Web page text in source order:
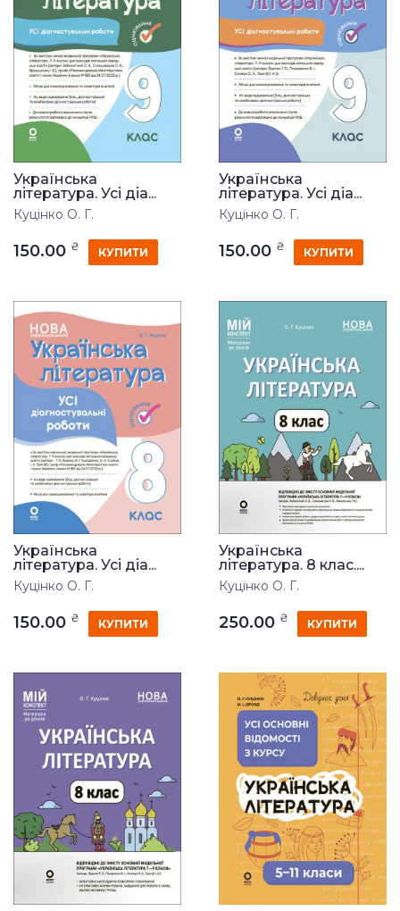
Українська
література. Усі діа...
Куцінко О. Г.
150.00 ₴ КУПИТИ
Українська
література. Усі діа...
Куцінко О. Г.
150.00 ₴ КУПИТИ
Українська
література. Усі діа...
Куцінко О. Г.
150.00 ₴ КУПИТИ
Українська
література. 8 клас....
Куцінко О. Г.
250.00 ₴ КУПИТИ